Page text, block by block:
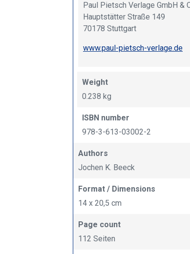
Paul Pietsch Verlage GmbH &
Hauptstätter Straße 149
70178 Stuttgart
www.paul-pietsch-verlage.de
Weight
0.238 kg
ISBN number
978-3-613-03002-2
Authors
Jochen K. Beeck
Format / Dimensions
14 x 20,5 cm
Page count
112 Seiten